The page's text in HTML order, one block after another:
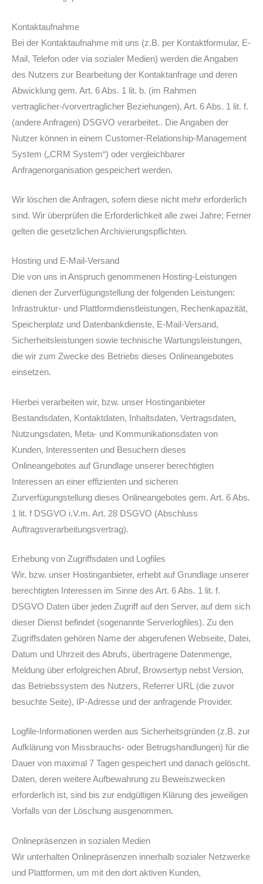
Kontaktaufnahme
Bei der Kontaktaufnahme mit uns (z.B. per Kontaktformular, E-
Mail, Telefon oder via sozialer Medien) werden die Angaben
des Nutzers zur Bearbeitung der Kontaktanfrage und deren
Abwicklung gem. Art. 6 Abs. 1 lit. b. (im Rahmen
vertraglicher-/vorvertraglicher Beziehungen), Art. 6 Abs. 1 lit. f.
(andere Anfragen) DSGVO verarbeitet.. Die Angaben der
Nutzer können in einem Customer-Relationship-Management
System („CRM System“) oder vergleichbarer
Anfragenorganisation gespeichert werden.
Wir löschen die Anfragen, sofern diese nicht mehr erforderlich
sind. Wir überprüfen die Erforderlichkeit alle zwei Jahre; Ferner
gelten die gesetzlichen Archivierungspflichten.
Hosting und E-Mail-Versand
Die von uns in Anspruch genommenen Hosting-Leistungen
dienen der Zurverfügungstellung der folgenden Leistungen:
Infrastruktur- und Plattformdienstleistungen, Rechenkapazität,
Speicherplatz und Datenbankdienste, E-Mail-Versand,
Sicherheitsleistungen sowie technische Wartungsleistungen,
die wir zum Zwecke des Betriebs dieses Onlineangebotes
einsetzen.
Hierbei verarbeiten wir, bzw. unser Hostinganbieter
Bestandsdaten, Kontaktdaten, Inhaltsdaten, Vertragsdaten,
Nutzungsdaten, Meta- und Kommunikationsdaten von
Kunden, Interessenten und Besuchern dieses
Onlineangebotes auf Grundlage unserer berechtigten
Interessen an einer effizienten und sicheren
Zurverfügungstellung dieses Onlineangebotes gem. Art. 6 Abs.
1 lit. f DSGVO i.V.m. Art. 28 DSGVO (Abschluss
Auftragsverarbeitungsvertrag).
Erhebung von Zugriffsdaten und Logfiles
Wir, bzw. unser Hostinganbieter, erhebt auf Grundlage unserer
berechtigten Interessen im Sinne des Art. 6 Abs. 1 lit. f.
DSGVO Daten über jeden Zugriff auf den Server, auf dem sich
dieser Dienst befindet (sogenannte Serverlogfiles). Zu den
Zugriffsdaten gehören Name der abgerufenen Webseite, Datei,
Datum und Uhrzeit des Abrufs, übertragene Datenmenge,
Meldung über erfolgreichen Abruf, Browsertyp nebst Version,
das Betriebssystem des Nutzers, Referrer URL (die zuvor
besuchte Seite), IP-Adresse und der anfragende Provider.
Logfile-Informationen werden aus Sicherheitsgründen (z.B. zur
Aufklärung von Missbrauchs- oder Betrugshandlungen) für die
Dauer von maximal 7 Tagen gespeichert und danach gelöscht.
Daten, deren weitere Aufbewahrung zu Beweiszwecken
erforderlich ist, sind bis zur endgültigen Klärung des jeweiligen
Vorfalls von der Löschung ausgenommen.
Onlinepräsenzen in sozialen Medien
Wir unterhalten Onlinepräsenzen innerhalb sozialer Netzwerke
und Plattformen, um mit den dort aktiven Kunden,